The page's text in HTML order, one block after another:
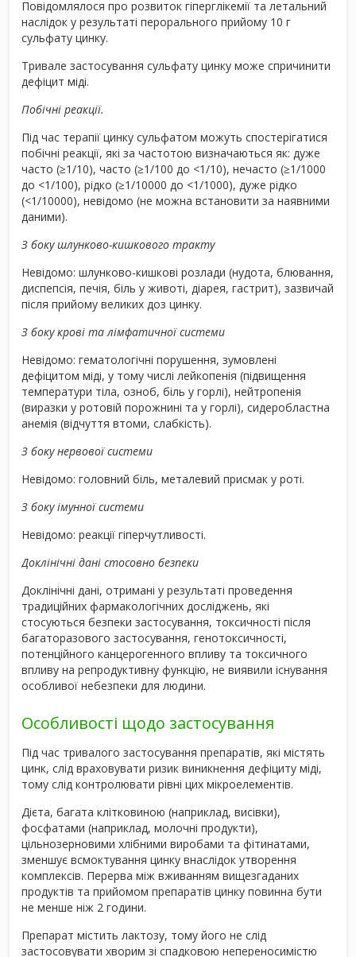
Повідомлялося про розвиток гіперглікемії та летальний
наслідок у результаті перорального прийому 10 г
сульфату цинку.
Тривале застосування сульфату цинку може спричинити
дефіцит міді.
Побічні реакції.
Під час терапії цинку сульфатом можуть спостерігатися
побічні реакції, які за частотою визначаються як: дуже
часто (≥1/10), часто (≥1/100 до <1/10), нечасто (≥1/1000
до <1/100), рідко (≥1/10000 до <1/1000), дуже рідко
(<1/10000), невідомо (не можна встановити за наявними
даними).
З боку шлунково-кишкового тракту
Невідомо: шлунково-кишкові розлади (нудота, блювання,
диспепсія, печія, біль у животі, діарея, гастрит), зазвичай
після прийому великих доз цинку.
З боку крові та лімфатичної системи
Невідомо: гематологічні порушення, зумовлені
дефіцитом міді, у тому числі лейкопенія (підвищення
температури тіла, озноб, біль у горлі), нейтропенія
(виразки у ротовій порожнині та у горлі), сидеробластна
анемія (відчуття втоми, слабкість).
З боку нервової системи
Невідомо: головний біль, металевий присмак у роті.
З боку імунної системи
Невідомо: реакції гіперчутливості.
Доклінічні дані стосовно безпеки
Доклінічні дані, отримані у результаті проведення
традиційних фармакологічних досліджень, які
стосуються безпеки застосування, токсичності після
багаторазового застосування, генотоксичності,
потенційного канцерогенного впливу та токсичного
впливу на репродуктивну функцію, не виявили існування
особливої небезпеки для людини.
Особливості щодо застосування
Під час тривалого застосування препаратів, які містять
цинк, слід враховувати ризик виникнення дефіциту міді,
тому слід контролювати рівні цих мікроелементів.
Дієта, багата клітковиною (наприклад, висівки),
фосфатами (наприклад, молочні продукти),
цільнозерновими хлібними виробами та фітинатами,
зменшує всмоктування цинку внаслідок утворення
комплексів. Перерва між вживанням вищезгаданих
продуктів та прийомом препаратів цинку повинна бути
не менше ніж 2 години.
Препарат містить лактозу, тому його не слід
застосовувати хворим зі спадковою непереносимістю